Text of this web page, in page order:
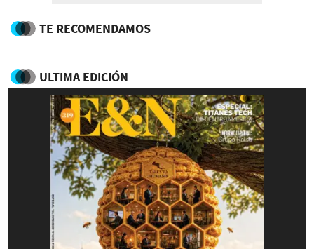
TE RECOMENDAMOS
ULTIMA EDICIÓN